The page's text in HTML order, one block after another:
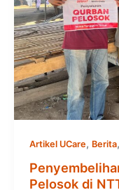
Artikel UCare, Berita,
Pelosok di